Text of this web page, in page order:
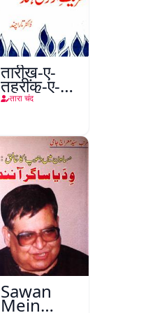
तारीख़-ए-
तहरीक-ए-
आज़ादी-ए-
तारा चंद
Sawan
Mein